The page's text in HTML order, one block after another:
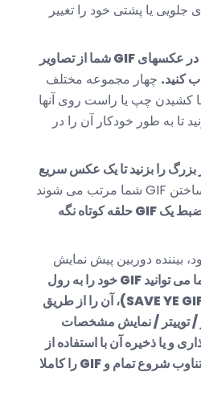
جلویی یا پشتی خود را تغییر
هر یک از فیلترها یا اثرهایی که در عکسهای GIF شما از تصاویر
کنید. چهار مجموعه مختلف
با کشیدن چپ یا راست روی آنها
تا به طور خودکار آن را در
را بزنید تا یک عکس سریع
که برای ساختن GIF شما مرتب می شوند
دکمه قرمز پایین را برای ضبط یک GIF حلقه کوتاه نگه
بیننده دوربین پیش نمایش
شما می توانید GIF خود را به رول
دوربین خود (با ضربه زدن به SAVE YE GIF)، آن را از طریق
توییتر / نمایش مشخصات
و یا ذخیره آن با استفاده از
یک برنامه دیگر، و یا به طور متناوب شروع تمام و GIF را کاملا